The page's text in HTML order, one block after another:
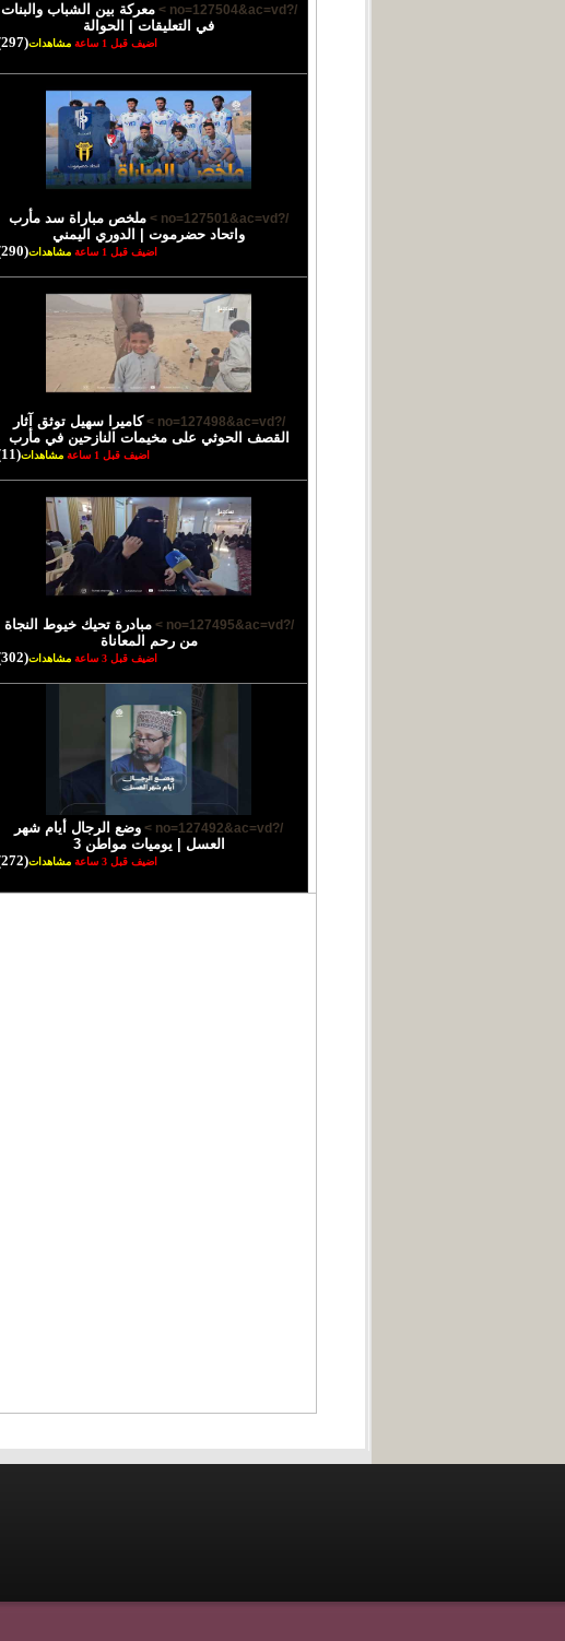
/?no=127504&ac=vd >
معركة بين الشباب والبنات
في التعليقات | الحوالة
اضيف قبل 1 ساعة مشاهدات(297)
/?no=127501&ac=vd >
ملخص مباراة سد مأرب
واتحاد حضرموت | الدوري اليمني
اضيف قبل 1 ساعة مشاهدات(290)
/?no=127498&ac=vd >
كاميرا سهيل توثق آثار
القصف الحوثي على مخيمات النازحين في مأرب
اضيف قبل 1 ساعة مشاهدات(11)
/?no=127495&ac=vd >
مبادرة تحيك خيوط النجاة
من رحم المعاناة
اضيف قبل 3 ساعة مشاهدات(302)
/?no=127492&ac=vd >
وضع الرجال أيام شهر
العسل | يوميات مواطن 3
اضيف قبل 3 ساعة مشاهدات(272)